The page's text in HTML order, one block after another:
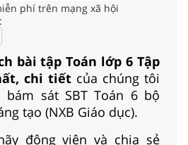
phí trên mạng xã hội
bài tập Toán lớp 6 Tập
chi tiết của chúng tôi
bám sát SBT Toán 6 bộ
tạo (NXB Giáo dục).
động viên và chia sẻ